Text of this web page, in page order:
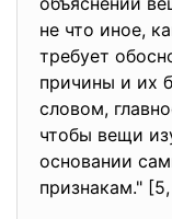
не что иное,
требует
причины и их
словом,
чтобы вещи
основании
признакам."